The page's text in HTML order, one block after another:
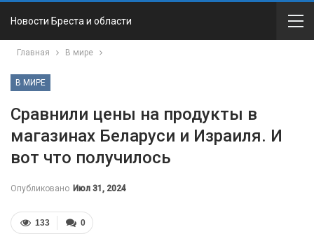
Новости Бреста и области
Главная В мире
В МИРЕ
Сравнили цены на продукты в
магазинах Беларуси и Израиля. И
вот что получилось
Опубликовано Июл 31, 2024
0
133